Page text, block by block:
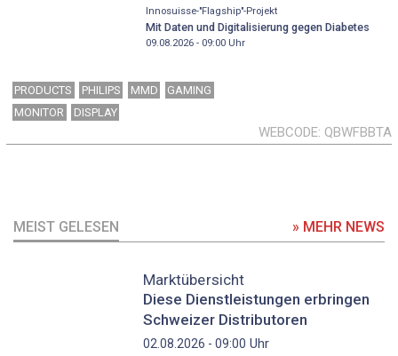
Innosuisse-"Flagship"-Projekt
Mit Daten und Digitalisierung gegen Diabetes
09.08.2026 - 09:00Uhr
PRODUCTS PHILIPS MMD
GAMING
MONITOR
DISPLAY
WEBCODE QBWFBBTA
MEIST GELESEN » MEHR NEWS
Marktübersicht
Diese Dienstleistungen erbringen
Schweizer Distributoren
02.08.2026 - 09:00 Uhr